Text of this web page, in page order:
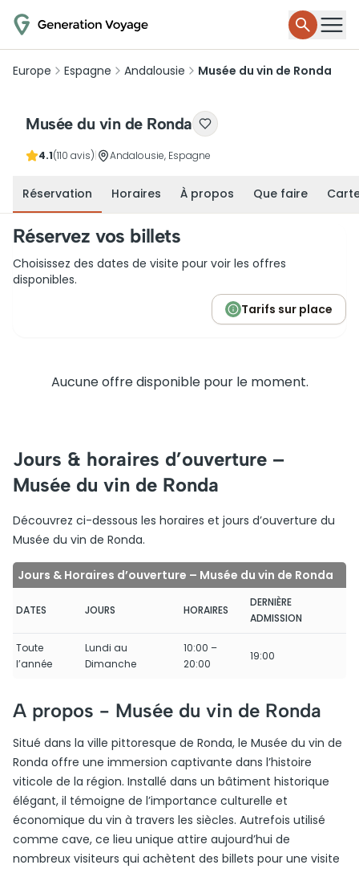
Europe Espagne Andalousie Musée du vin de Ronda
Musée du vin de Ronda
4.1(110 avis) Andalousie, Espagne
Réservation Horaires À propos Que faire
Réservez vos billets
Choisissez des dates de visite pour voir les offres
disponibles.
Tarifs sur place
Aucune offre disponible pour le moment.
Jours & horaires d’ouverture –
Musée du vin de Ronda
Découvrez ci-dessous les horaires et jours d’ouverture du
Musée du vin de Ronda.
Jours & Horaires d’ouverture – Musée du vin de Ronda
DATES JOURS HORAIRES
DERNIÈRE
ADMISSION
Toute
l’année
Lundi au
Dimanche
10:00 –
20:00
19:00
A propos - Musée du vin de Ronda
Situé dans la ville pittoresque de Ronda, le Musée du vin de
Ronda offre une immersion captivante dans l’histoire
viticole de la région. Installé dans un bâtiment historique
élégant, il témoigne de l’importance culturelle et
économique du vin à travers les siècles. Autrefois utilisé
comme cave, ce lieu unique attire aujourd’hui de
nombreux visiteurs qui achètent des billets pour une visite